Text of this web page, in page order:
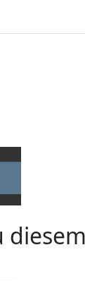
diesem